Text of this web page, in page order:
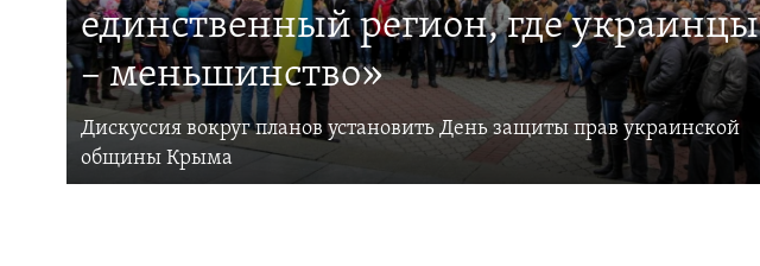
единственный регион, где украинцы
– меньшинство»
Дискуссия вокруг планов установить День защиты прав украинской
общины Крыма